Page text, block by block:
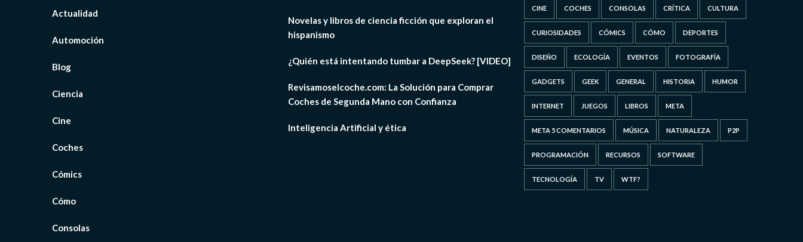
Actualidad
Automoción
Blog
Ciencia
Cine
Coches
Cómics
Cómo
Consolas
Novelas y libros de ciencia ficción que exploran el
hispanismo
¿Quién está intentando tumbar a DeepSeek? [VIDEO]
Revisamoselcoche.com: La Solución para Comprar
Coches de Segunda Mano con Confianza
Inteligencia Artificial y ética
CINE COCHES CONSOLAS CRÍTICA CULTURA
CURIOSIDADES CÓMICS CÓMO DEPORTES
DISEÑO ECOLOGÍA EVENTOS FOTOGRAFÍA
GADGETS GEEK GENERAL HISTORIA HUMOR
INTERNET JUEGOS LIBROS META
META 5 COMENTARIOS MÚSICA NATURALEZA P2P
PROGRAMACIÓN RECURSOS SOFTWARE
TECNOLOGÍA TV WTF?